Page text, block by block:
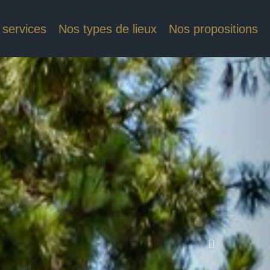
Nos types de lieux Nos propositions